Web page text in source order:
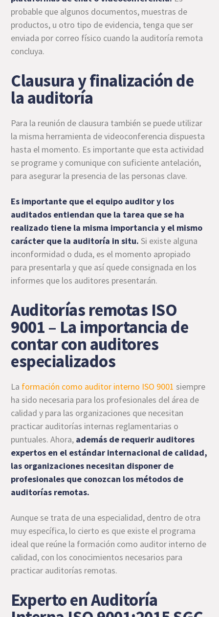
probable que algunos documentos, muestras de
productos, u otro tipo de evidencia, tenga que ser
enviada por correo físico cuando la auditoría remota
concluya.
Clausura y finalización de
la auditoría
Para la reunión de clausura también se puede utilizar
la misma herramienta de videoconferencia dispuesta
hasta el momento. Es importante que esta actividad
se programe y comunique con suficiente antelación,
para asegurar la presencia de las personas clave.
Es importante que el equipo auditor y los
auditados entiendan que la tarea que se ha
realizado tiene la misma importancia y el mismo
carácter que la auditoría in situ.Si existe alguna
inconformidad o duda, es el momento apropiado
para presentarla y que así quede consignada en los
informes que los auditores presentarán.
Auditorías remotas ISO
9001 – La importancia de
contar con auditores
especializados
La formación como auditor interno ISO 9001 siempre
ha sido necesaria para los profesionales del área de
calidad y para las organizaciones que necesitan
practicar auditorías internas reglamentarias o
puntuales. Ahora, además de requerir auditores
expertos en el estándar internacional de calidad,
las organizaciones necesitan disponer de
profesionales que conozcan los métodos de
auditorías remotas.
Aunque se trata de una especialidad, dentro de otra
muy específica, lo cierto es que existe el programa
ideal que reúne la formación como auditor interno de
calidad, con los conocimientos necesarios para
practicar auditorías remotas.
Experto en Auditoría